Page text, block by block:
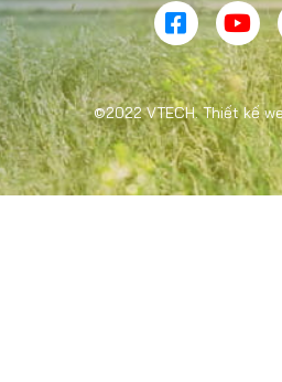
©2022 VTECH. Thiết kế